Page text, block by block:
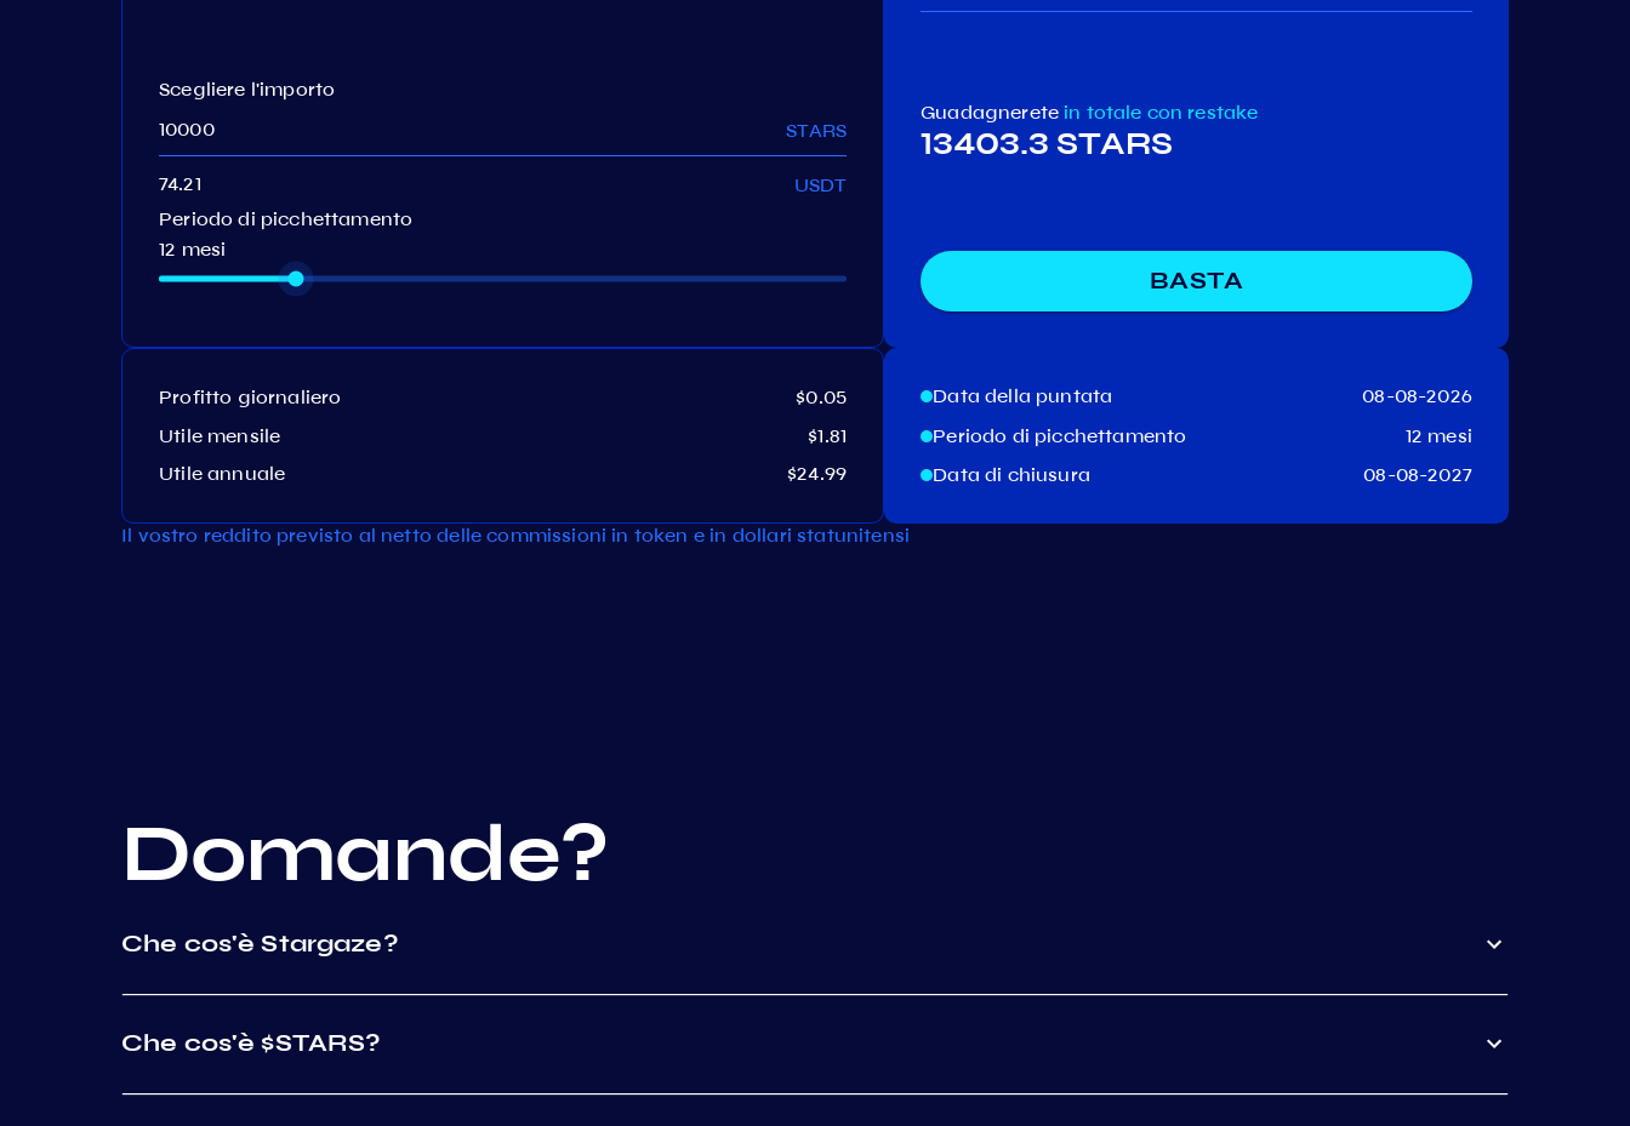
Scegliere l'importo
STARS
USDT
Periodo di picchettamento
12 mesi
Profitto giornaliero
$0.05
Utile mensile
$1.81
Utile annuale
$24.99
Guadagnerete in totale con restake
13403.3 STARS
BASTA
Data della puntata
08-08-2026
Periodo di picchettamento
12 mesi
Data di chiusura
08-08-2027
Il vostro reddito previsto al netto delle commissioni in token e in dollari statunitensi
Domande?
Che cos'è Stargaze?
Che cos'è $STARS?